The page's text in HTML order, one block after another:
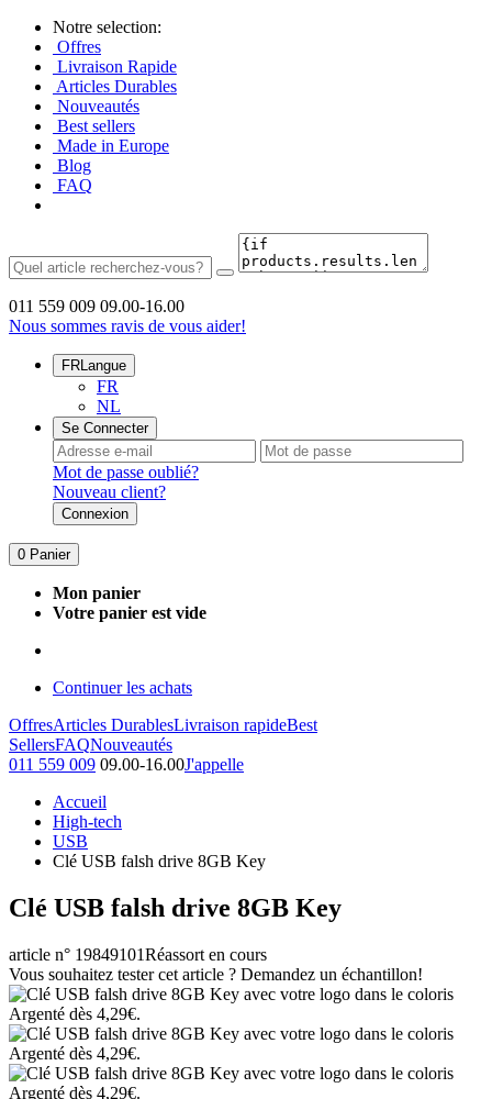
Notre selection:
Offres
Livraison Rapide
Articles Durables
Nouveautés
Best sellers
Made in Europe
Blog
FAQ
011 559 009 09.00-16.00
Nous sommes ravis de vous aider!
FRLangue
FR
NL
Se Connecter
Mot de passe oublié?
Nouveau client?
Connexion
0 Panier
Mon panier
Votre panier est vide
Continuer les achats
OffresArticles DurablesLivraison rapideBest
SellersFAQNouveautés
011 559 009 09.00-16.00J'appelle
Accueil
High-tech
USB
Clé USB falsh drive 8GB Key
Clé USB falsh drive 8GB Key
article n° 19849101Réassort en cours
Vous souhaitez tester cet article ? Demandez un échantillon!